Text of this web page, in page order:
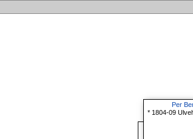
Per
* 1804-09